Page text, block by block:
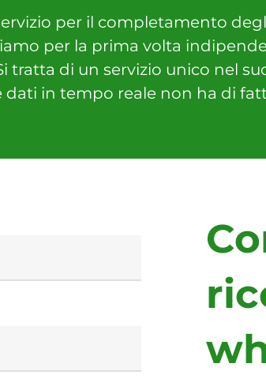
per il completamento
per la prima volta
tratta di un servizio unico nel
dati in tempo reale non ha di